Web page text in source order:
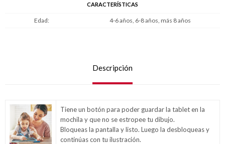
CARACTERÍSTICAS
Edad 4-6 años, 6-8 años, más 8 años
Descripción
Tiene un botón para poder guardar la tablet en la
mochila y que no se estropee tu dibujo.
Bloqueas la pantalla y listo. Luego la desbloqueas y
continúas con tu ilustración.